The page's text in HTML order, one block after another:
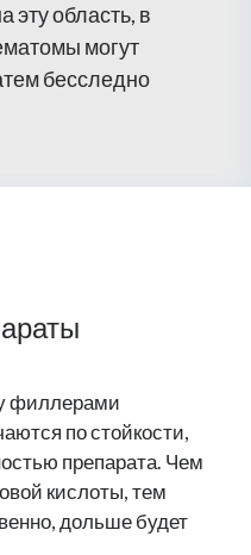
эту область, в
могут
бесследно
филлерами
по стойкости,
препарата. Чем
кислоты, тем
дольше будет